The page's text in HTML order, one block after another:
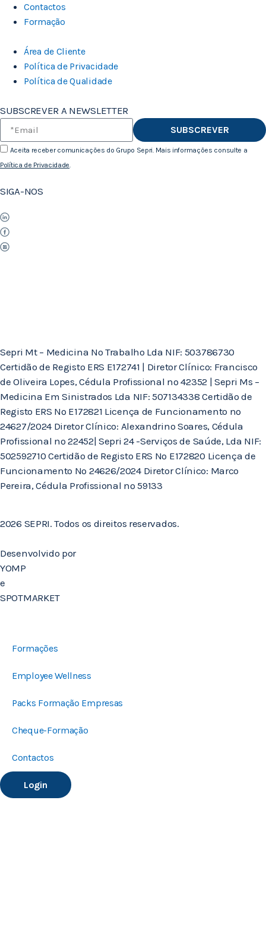
Contactos
Formação
Área de Cliente
Política de Privacidade
Política de Qualidade
SUBSCREVER A NEWSLETTER
Aceita receber comunicações do Grupo Sepri. Mais informações consulte a
Política de Privacidade
SUBSCREVER
SIGA-NOS
Sepri Mt – Medicina No Trabalho Lda NIF: 503786730
Certidão de Registo ERS E172741 | Diretor Clínico: Francisco
de Oliveira Lopes, Cédula Profissional nº 42352 | Sepri Ms –
Medicina Em Sinistrados Lda NIF: 507134338 Certidão de
Registo ERS Nº E172821 Licença de Funcionamento nº
24627/2024 Diretor Clínico: Alexandrino Soares, Cédula
Profissional nº 22452| Sepri 24 -Serviços de Saúde, Lda NIF:
502592710 Certidão de Registo ERS Nº E172820 Licença de
Funcionamento Nº 24626/2024 Diretor Clínico: Marco
Pereira, Cédula Profissional nº 59133
2026 SEPRI. Todos os direitos reservados.
Desenvolvido por
YOMP
e
SPOTMARKET
Formações
Employee Wellness
Packs Formação Empresas
Cheque-Formação
Contactos
Login